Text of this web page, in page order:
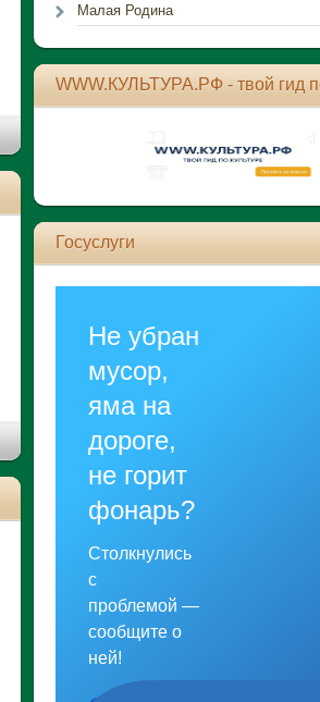
Малая Родина
WWW.КУЛЬТУРА.РФ - твой гид
Госуслуги
Не убран
мусор,
яма на
дороге,
не горит
фонарь?
Столкнулись
с
проблемой —
сообщите о
ней!